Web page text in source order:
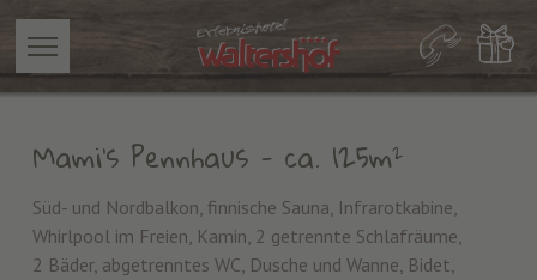
Mami's Pennhaus- ca. 125m²
Süd- und Nordbalkon, finnische Sauna, Infrarotkabine,
Whirlpool im Freien, Kamin, 2 getrennte Schlafräume,
2 Bäder, abgetrenntes WC, Dusche und Wanne, Bidet,